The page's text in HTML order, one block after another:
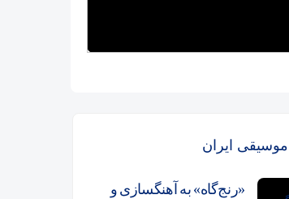
موسیقی ایران
«رنج‌گاه» به آهنگسازی و